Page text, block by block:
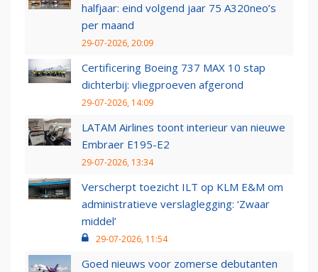
halfjaar: eind volgend jaar 75 A320neo’s
per maand
29-07-2026, 20:09
Certificering Boeing 737 MAX 10 stap
dichterbij: vliegproeven afgerond
29-07-2026, 14:09
LATAM Airlines toont interieur van nieuwe
Embraer E195-E2
29-07-2026, 13:34
Verscherpt toezicht ILT op KLM E&M om
administratieve verslaglegging: ‘Zwaar
middel’
29-07-2026, 11:54
Goed nieuws voor zomerse debutanten